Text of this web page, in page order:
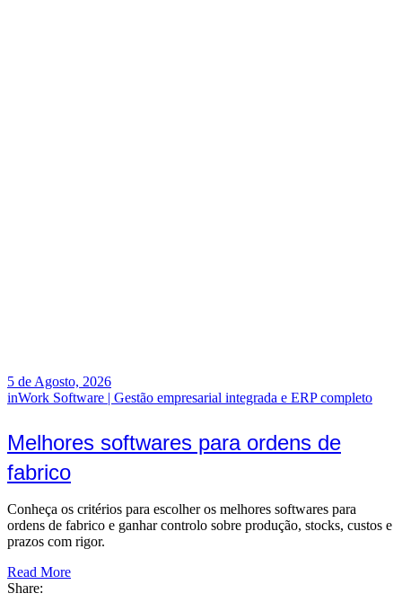
5 de Agosto, 2026
inWork Software | Gestão empresarial integrada e ERP completo
Melhores softwares para ordens de
fabrico
Conheça os critérios para escolher os melhores softwares para
ordens de fabrico e ganhar controlo sobre produção, stocks, custos e
prazos com rigor.
Read More
Share: